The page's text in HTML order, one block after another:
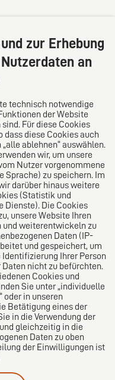
Aus Europa für die
zur Erhebung
an
technisch notwendige
der Website
Für diese Cookies
dass diese Cookies auch
ablehnen“ auswählen.
wir, um unsere
Nutzer vorgenommene
Sprache) zu speichern. Im
darüber hinaus weitere
(Statistik und
Dienste). Die Cookies
unsere Website Ihren
und weiterentwickeln zu
Daten (IP-
und gespeichert, um
Ihrer Person
nicht zu befürchten.
Cookies und
Sie unter „individuelle
oder in unseren
Betätigung eines der
in die Verwendung der
gleichzeitig in die
Daten zu oben
der Einwilligungen ist